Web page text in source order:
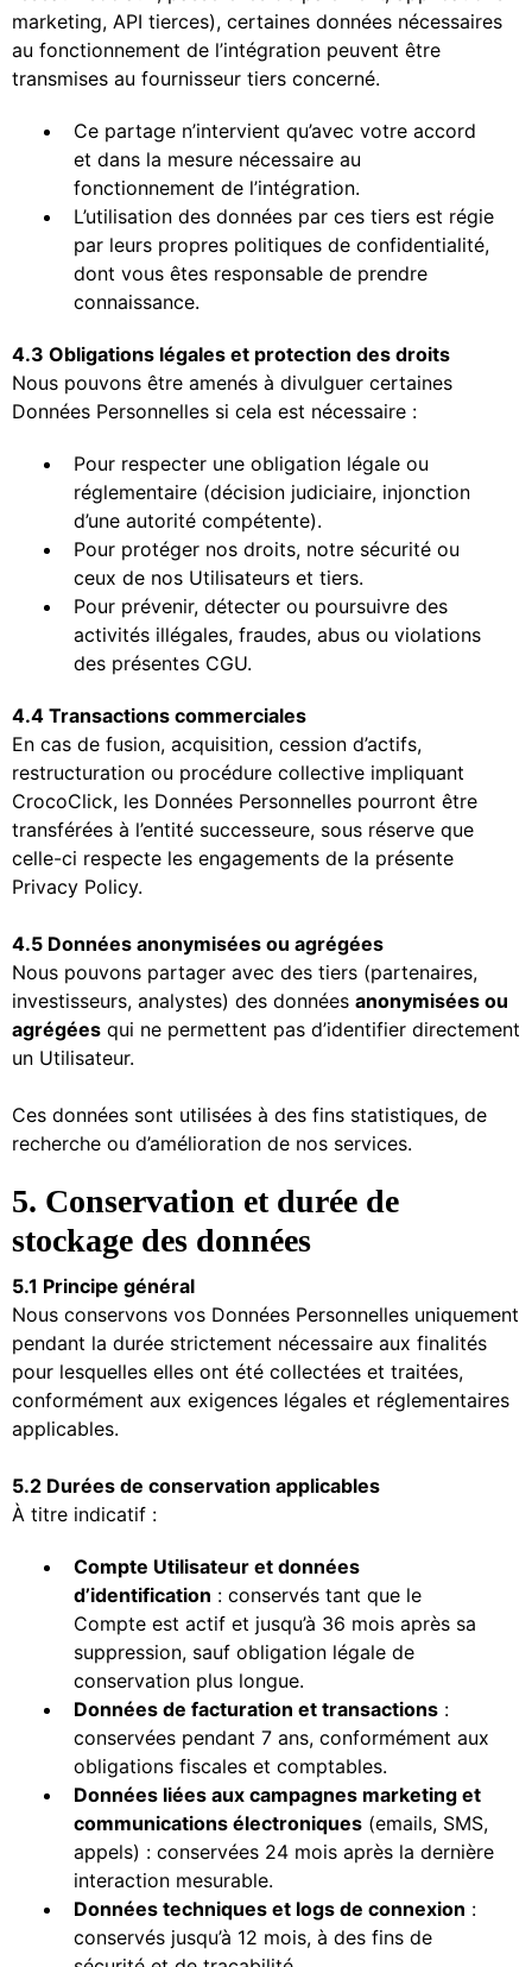
marketing, API tierces), certaines données nécessaires
au fonctionnement de l’intégration peuvent être
transmises au fournisseur tiers concerné.
Ce partage n’intervient qu’avec votre accord
et dans la mesure nécessaire au
fonctionnement de l’intégration.
L’utilisation des données par ces tiers est régie
par leurs propres politiques de confidentialité,
dont vous êtes responsable de prendre
connaissance.
4.3 Obligations légales et protection des droits
Nous pouvons être amenés à divulguer certaines
Données Personnelles si cela est nécessaire :
Pour respecter une obligation légale ou
réglementaire (décision judiciaire, injonction
d’une autorité compétente).
Pour protéger nos droits, notre sécurité ou
ceux de nos Utilisateurs et tiers.
Pour prévenir, détecter ou poursuivre des
activités illégales, fraudes, abus ou violations
des présentes CGU.
4.4 Transactions commerciales
En cas de fusion, acquisition, cession d’actifs,
restructuration ou procédure collective impliquant
CrocoClick, les Données Personnelles pourront être
transférées à l’entité successeure, sous réserve que
celle-ci respecte les engagements de la présente
Privacy Policy.
4.5 Données anonymisées ou agrégées
Nous pouvons partager avec des tiers (partenaires,
investisseurs, analystes) des données anonymisées ou
agrégées qui ne permettent pas d’identifier directement
un Utilisateur.
Ces données sont utilisées à des fins statistiques, de
recherche ou d’amélioration de nos services.
5. Conservation et durée de
stockage des données
5.1 Principe général
Nous conservons vos Données Personnelles uniquement
pendant la durée strictement nécessaire aux finalités
pour lesquelles elles ont été collectées et traitées,
conformément aux exigences légales et réglementaires
applicables.
5.2 Durées de conservation applicables
À titre indicatif :
Compte Utilisateur et données
d’identification : conservés tant que le
Compte est actif et jusqu’à 36 mois après sa
suppression, sauf obligation légale de
conservation plus longue.
Données de facturation et transactions :
conservées pendant 7 ans, conformément aux
obligations fiscales et comptables.
Données liées aux campagnes marketing et
communications électroniques (emails, SMS,
appels) : conservées 24 mois après la dernière
interaction mesurable.
Données techniques et logs de connexion :
conservés jusqu’à 12 mois, à des fins de